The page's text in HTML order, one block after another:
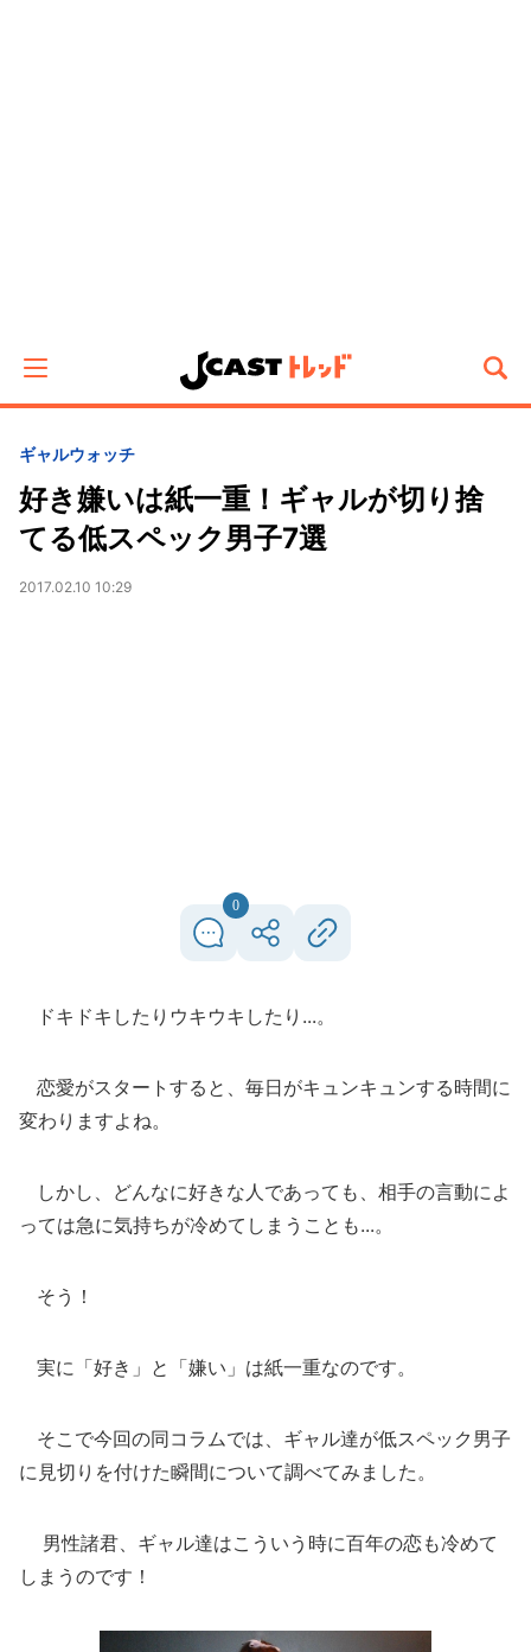
ギャルウォッチ
好き嫌いは紙一重！ギャルが切り捨
てる低スペック男子7選
2017.02.10 10:29
0
ドキドキしたりウキウキしたり...。
恋愛がスタートすると、毎日がキュンキュンする時間に
変わりますよね。
しかし、どんなに好きな人であっても、相手の言動によ
っては急に気持ちが冷めてしまうことも...。
そう！
実に「好き」と「嫌い」は紙一重なのです。
そこで今回の同コラムでは、ギャル達が低スペック男子
に見切りを付けた瞬間について調べてみました。
男性諸君、ギャル達はこういう時に百年の恋も冷めて
しまうのです！